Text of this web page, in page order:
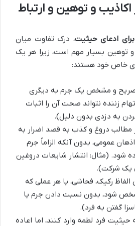
اکاذیب و توهین و ارتباط
ادعای حیثیت، درک تفاوت میان
و توهین بسیار مهم است، زیرا هر یک
خاص خود هستند:
و مشخص یک جرم به دیگری
زننده نتواند صحت آن را اثبات
به دزدی بدون دلیل).
مطالب دروغ و کذب به قصد اضرار به
عمومی، بدون آنکه الزاماً جرم
(مثال: انتشار شایعات دروغین
یک شرکت).
الفاظ رکیک، فحاشی، یا هر عملی که
شود، بدون نسبت دادن جرم یا
گفتن به فرد).
فرد لطمه وارد کنند، اما اعاده